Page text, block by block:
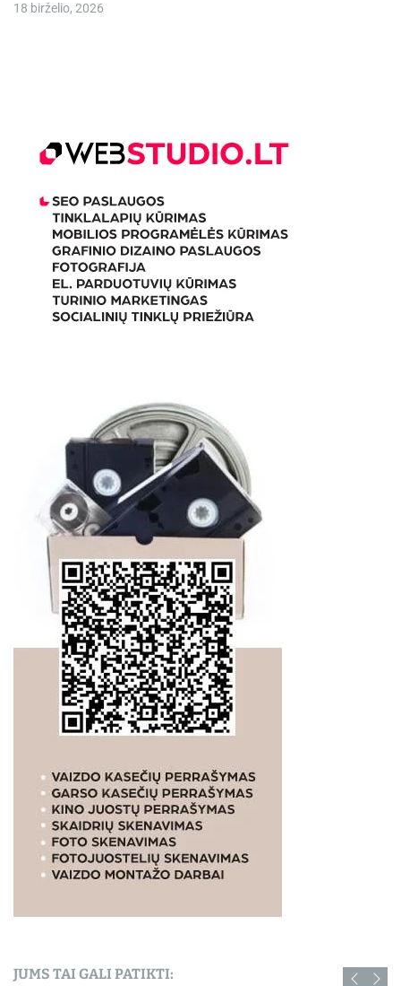
18 birželio, 2026
JUMS TAI GALI PATIKTI: